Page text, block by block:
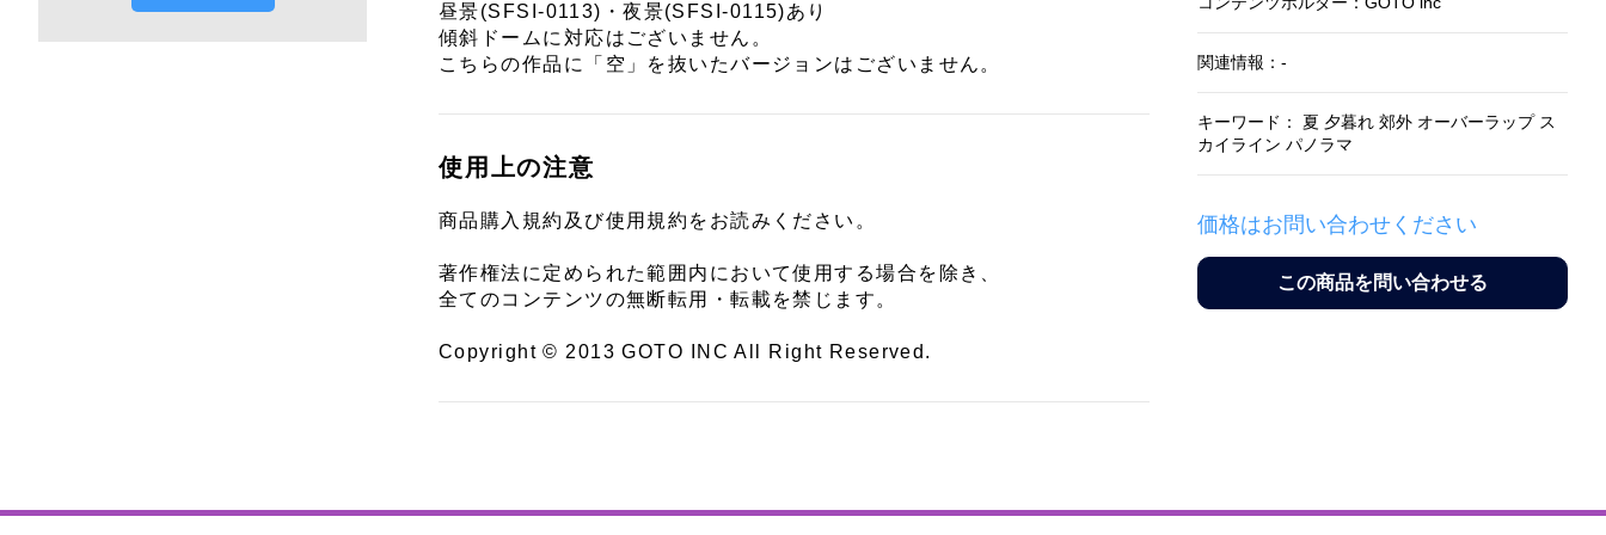
昼景(SFSI-0113)・夜景(SFSI-0115)あり
傾斜ドームに対応はございません。
こちらの作品に「空」を抜いたバージョンはございません。
使用上の注意
商品購入規約及び使用規約をお読みください。
著作権法に定められた範囲内において使用する場合を除き、
全てのコンテンツの無断転用・転載を禁じます。
Copyright © 2013 GOTO INC All Right Reserved.
関連情報：-
キーワード： 夏 夕暮れ 郊外 オーバーラップ ス
カイライン パノラマ
価格はお問い合わせください
この商品を問い合わせる